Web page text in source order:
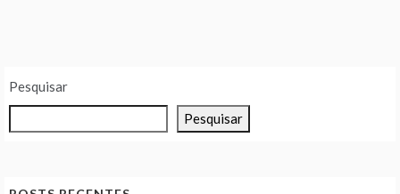
Pesquisar
Pesquisar